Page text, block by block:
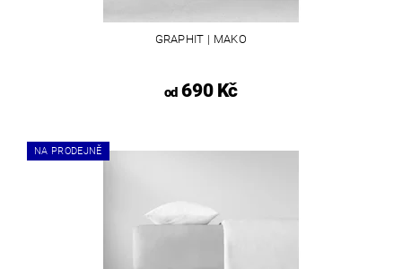
GRAPHIT | MAKO
od690 Kč
NA PRODEJNĚ